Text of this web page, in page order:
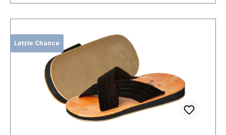
Letzte Chance